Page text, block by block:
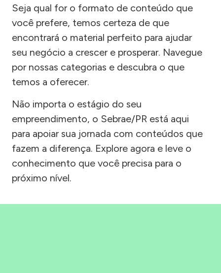
Seja qual for o formato de conteúdo que
você prefere, temos certeza de que
encontrará o material perfeito para ajudar
seu negócio a crescer e prosperar. Navegue
por nossas categorias e descubra o que
temos a oferecer.
Não importa o estágio do seu
empreendimento, o Sebrae/PR está aqui
para apoiar sua jornada com conteúdos que
fazem a diferença. Explore agora e leve o
conhecimento que você precisa para o
próximo nível.